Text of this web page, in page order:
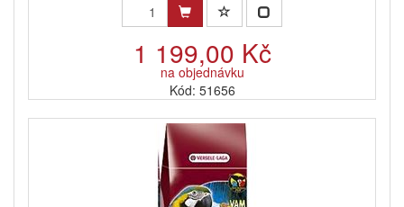
1 199,00 Kč
na objednávku
Kód: 51656